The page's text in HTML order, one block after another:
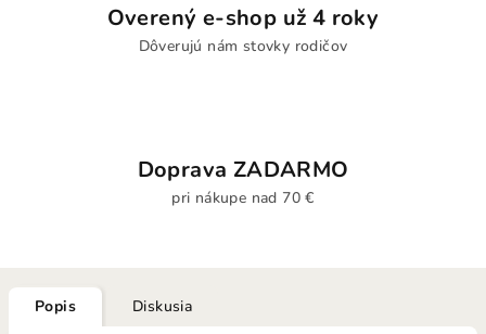
Overený e-shop už 4 roky
Dôverujú nám stovky rodičov
Doprava ZADARMO
pri nákupe nad 70 €
Popis Diskusia